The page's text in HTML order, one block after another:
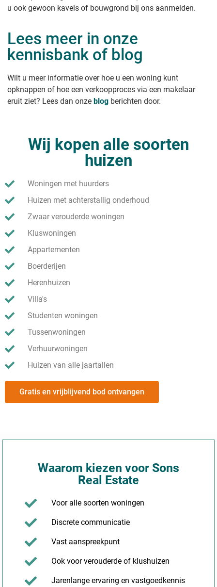
u ook gewoon kavels of bouwgrond bij ons aanmelden.
Lees meer in onze
kennisbank of blog
Wilt u meer informatie over hoe u een woning kunt
opknappen of hoe een verkoopproces via een makelaar
eruit ziet? Lees dan onze blog berichten door.
Wij kopen alle soorten
huizen
Woningen met huurders
Huizen met achterstallig onderhoud
Zwaar verouderde woningen
Kluswoningen
Appartementen
Boerderijen
Herenhuizen
Villa's
Studenten woningen
Tussenwoningen
Verhuurwoningen
Huizen van alle jaartallen
Gratis en vrijblijvend bod ontvangen
Waarom kiezen voor Sons
Real Estate
Voor alle soorten woningen
Discrete communicatie
Vast aanspreekpunt
Ook voor verouderde of klushuizen
Jarenlange ervaring en vastgoedkennis